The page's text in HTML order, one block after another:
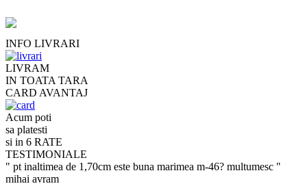
INFO LIVRARI
LIVRAM
IN TOATA TARA
CARD AVANTAJ
Acum poti
sa platesti
si in 6 RATE
TESTIMONIALE
" pt inaltimea de 1,70cm este buna marimea m-46? multumesc "
mihai avram